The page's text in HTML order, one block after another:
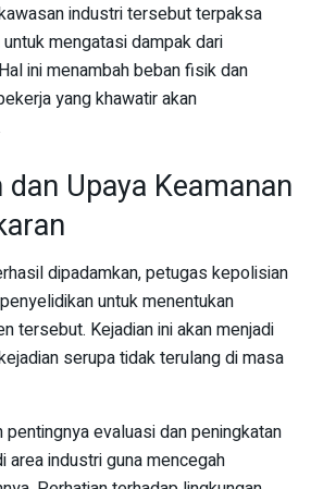
industri tersebut terpaksa
mengatasi dampak dari
ini menambah beban fisik dan
yang khawatir akan
Upaya Keamanan
dipadamkan, petugas kepolisian
untuk menentukan
tersebut. Kejadian ini akan menjadi
serupa tidak terulang di masa
pentingnya evaluasi dan peningkatan
area industri guna mencegah